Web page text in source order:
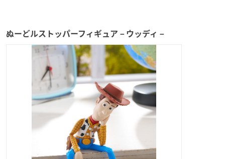
ぬーどルストッパーフィギュア－ウッディ－